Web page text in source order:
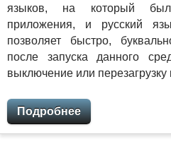
языков, на который
приложения, и русский
позволяет быстро,
после запуска данного
выключение или
Подробнее